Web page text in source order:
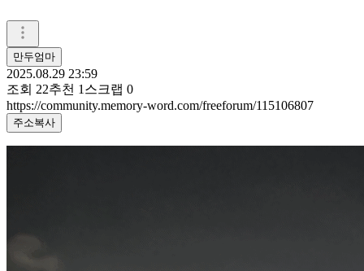
만두엄마
2025.08.29 23:59
조회 22추천 1 스크랩 0
https://community.memory-word.com/freeforum/115106807
주소복사